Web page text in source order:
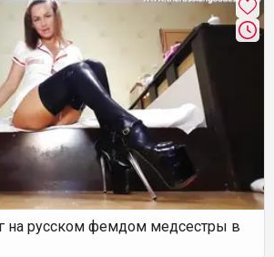
на русском фемдом медсестры в